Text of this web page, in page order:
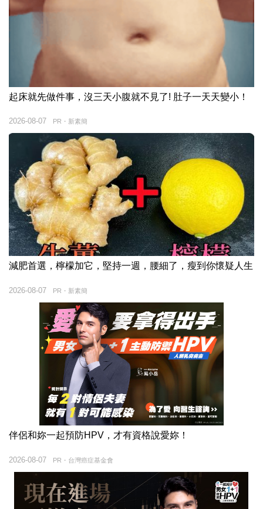
起床就先做件事，沒三天小腹就不見了! 肚子一天天變小！
PR・新素簡
2026-08-07
減肥首選，檸檬加它，堅持一週，腰細了，瘦到你懷疑人生
PR・新素簡
2026-08-07
伴侶和妳一起預防HPV，才有資格說愛妳！
PR・台灣癌症基金會
2026-08-07